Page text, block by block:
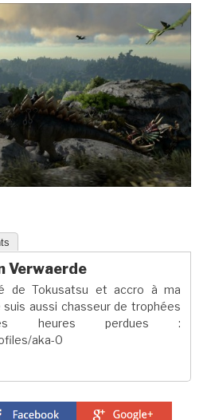
Verwaerde
de Tokusatsu et accro à ma
suis aussi chasseur de trophées
heures perdues :
aka-0